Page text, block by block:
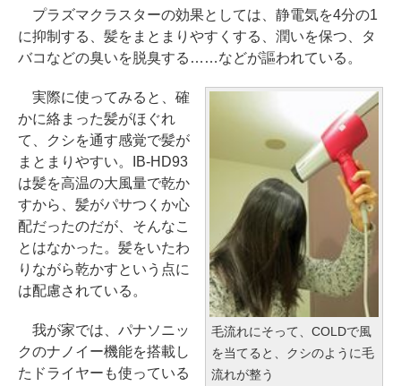
プラズマクラスターの効果としては、静電気を4分の1
に抑制する、髪をまとまりやすくする、潤いを保つ、タ
バコなどの臭いを脱臭する……などが謳われている。
毛流れにそって、COLDで風
を当てると、クシのように毛
流れが整う
実際に使ってみると、確
かに絡まった髪がほぐれ
て、クシを通す感覚で髪が
まとまりやすい。IB-HD93
は髪を高温の大風量で乾か
すから、髪がパサつくか心
配だったのだが、そんなこ
とはなかった。髪をいたわ
りながら乾かすという点に
は配慮されている。
我が家では、パナソニッ
クのナノイー機能を搭載し
たドライヤーも使っている